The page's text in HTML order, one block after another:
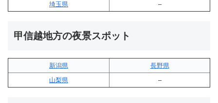
埼玉県
–
甲信越地方の夜景スポット
新潟県
長野県
山梨県
–